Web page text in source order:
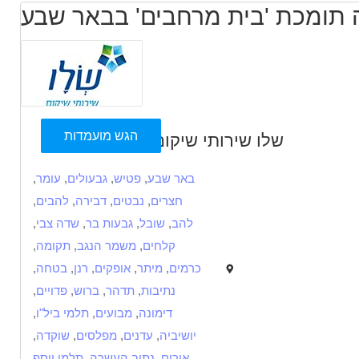
תומכת 'בית מרחבים' בבאר שבע
הגש מועמדות שלו שירותי שיקום
באר שבע, פטיש, גבעולים, עומר,
חצרים, נבטים, דבירה, להבים,
להב, שובל, גבעות בר, שדה צבי,
קלחים, משמר הנגב, תקומה,
כרמים, מיתר, אופקים, רנן, בטחה,
נתיבות, תדהר, ברוש, פדויים,
דימונה, מבועים, תלמי ביל"ו,
יושיביה, עדנים, מפלסים, שוקדה,